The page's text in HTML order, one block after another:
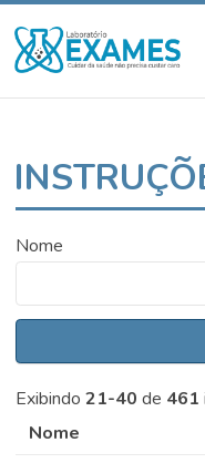
Nome
Exibindo21-40 de 461
Nome